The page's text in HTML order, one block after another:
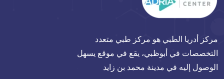
مركز أدريا الطبي هو مركز طبي متعدد
التخصصات في أبوظبي، يقع في موقع يسهل
الوصول إليه في مدينة محمد بن زايد